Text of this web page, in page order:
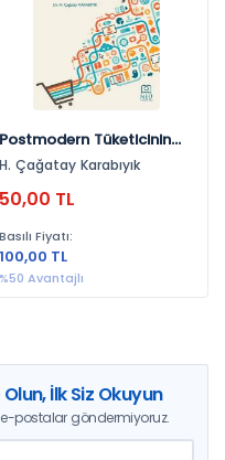
Postmodern Tüketicinin
Anlam Sancisi Byungchul
Han Bağlaminda Felsefi
Bir Tartişma
H. Çağatay Karabıyık
50,00 TL
Basılı Fiyatı:
100,00 TL
%50 Avantajlı
İlk Siz Okuyun
postalar göndermiyoruz.